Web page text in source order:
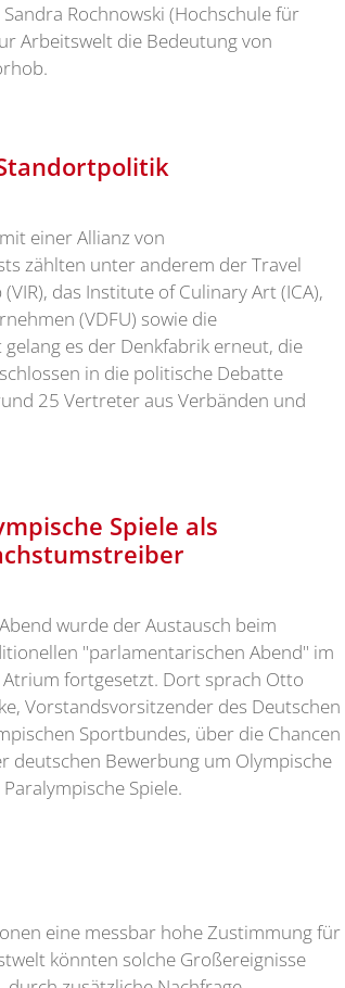
Rochnowski (Hochschule für
Arbeitswelt die Bedeutung von
einer Allianz von
zählten unter anderem der Travel
das Institute of Culinary Art (ICA),
(VDFU) sowie die
es der Denkfabrik erneut, die
in die politische Debatte
25 Vertreter aus Verbänden und
Spiele als
wurde der Austausch beim
"parlamentarischen Abend" im
Atrium fortgesetzt. Dort sprach Otto
Vorstandsvorsitzender des Deutschen
Sportbundes, über die Chancen
deutschen Bewerbung um Olympische
Spiele.
eine messbar hohe Zustimmung für
könnten solche Großereignisse